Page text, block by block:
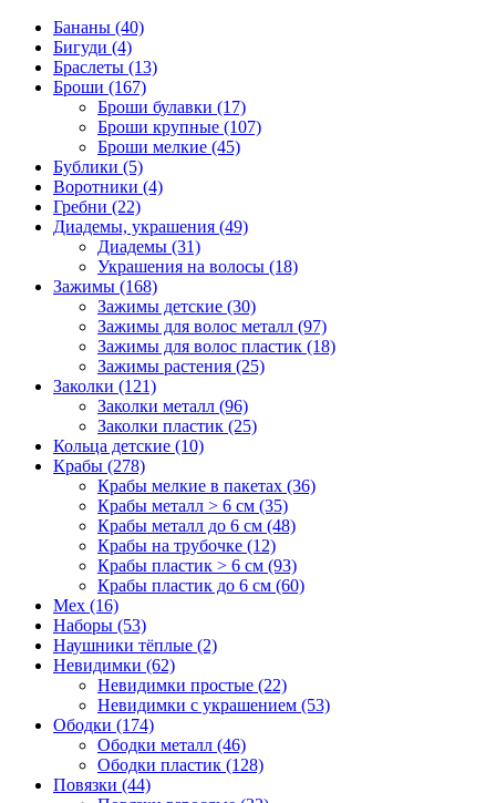
Бананы (40)
Бигуди (4)
Браслеты (13)
Броши (167)
Броши булавки (17)
Броши крупные (107)
Броши мелкие (45)
Бублики (5)
Воротники (4)
Гребни (22)
Диадемы, украшения (49)
Диадемы (31)
Украшения на волосы (18)
Зажимы (168)
Зажимы детские (30)
Зажимы для волос металл (97)
Зажимы для волос пластик (18)
Зажимы растения (25)
Заколки (121)
Заколки металл (96)
Заколки пластик (25)
Кольца детские (10)
Крабы (278)
Крабы мелкие в пакетах (36)
Крабы металл > 6 см (35)
Крабы металл до 6 см (48)
Крабы на трубочке (12)
Крабы пластик > 6 см (93)
Крабы пластик до 6 см (60)
Мех (16)
Наборы (53)
Наушники тёплые (2)
Невидимки (62)
Невидимки простые (22)
Невидимки с украшением (53)
Ободки (174)
Ободки металл (46)
Ободки пластик (128)
Повязки (44)